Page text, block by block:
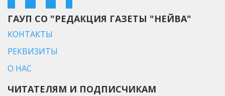
ГАУП СО "РЕДАКЦИЯ ГАЗЕТЫ "НЕЙВА"
КОНТАКТЫ
РЕКВИЗИТЫ
О НАС
ЧИТАТЕЛЯМ И ПОДПИСЧИКАМ